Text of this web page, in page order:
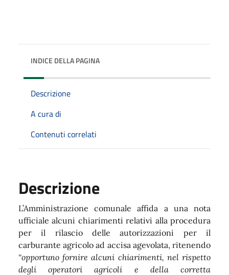
INDICE DELLA PAGINA
Descrizione
A cura di
Contenuti correlati
Descrizione
L’Amministrazione comunale affida a una nota
ufficiale alcuni chiarimenti relativi alla procedura
per il rilascio delle autorizzazioni per il
carburante agricolo ad accisa agevolata, ritenendo
“opportuno fornire alcuni chiarimenti, nel rispetto
degli operatori agricoli e della corretta